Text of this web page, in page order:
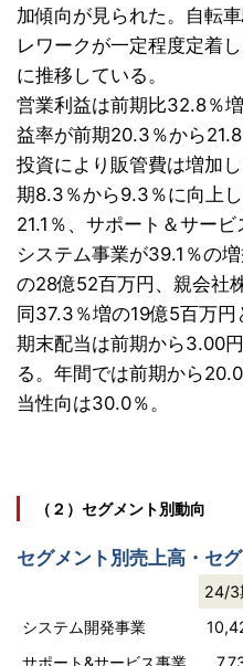
加傾向が見られた。自転
レワークが一定程度定着
に推移している。
営業利益は前期比32.8％
益率が前期20.3％から
投資により販管費は増加
期8.3％から9.3％に向上し
21.1％、サポート＆サー
システム事業が39.1％の増
の28億52百万円、親会社
同37.3％増の19億5百万円
期末配当は前期から3.00
る。年間では前期から
当性向は30.0％。
（２）セグメント別動向
セグメント別売上高・セ
24/3
システム開発事業